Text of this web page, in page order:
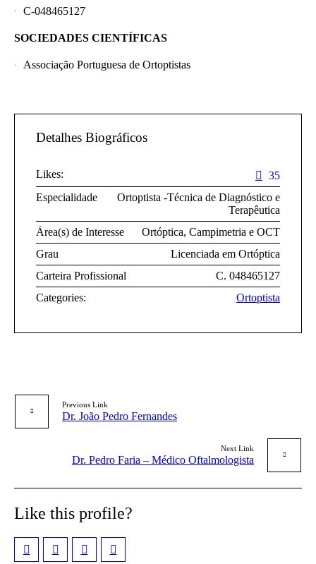
C-048465127
SOCIEDADES CIENTÍFICAS
Associação Portuguesa de Ortoptistas
Detalhes Biográficos
Likes:
35
Especialidade
Ortoptista -Técnica de Diagnóstico e
Terapêutica
Área(s) de Interesse
Ortóptica, Campimetria e OCT
Grau
Licenciada em Ortóptica
Carteira Profissional
C. 048465127
Categories:
Ortoptista
Previous Link
Dr. João Pedro Fernandes
Next Link
Dr. Pedro Faria – Médico Oftalmologista
Like this profile?